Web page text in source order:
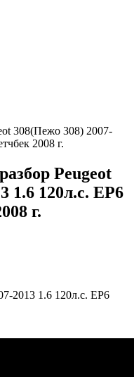
308(Пежо 308) 2007-
2008 г.
Peugeot
1.6 120л.с. EP6
г.
2013 1.6 120л.с. EP6